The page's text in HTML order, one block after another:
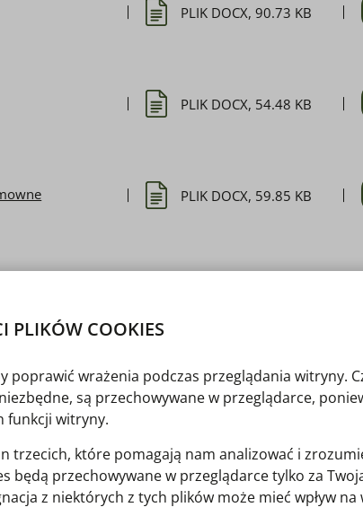
PLIK DOCX, 90.73 KB
PLIK DOCX, 54.48 KB
PLIK DOCX, 59.85 KB
PLIK ZIP, 493.96 KB
odbioru robót
PLIK PDF, 458.12 KB
PLIKÓW COOKIES
poprawić wrażenia podczas przeglądania witryny.
są przechowywane w przeglądarce,
funkcji witryny.
trzecich, które pomagają nam analizować i
będą przechowywane w przeglądarce tylko za
z niektórych z tych plików może mieć wpływ na